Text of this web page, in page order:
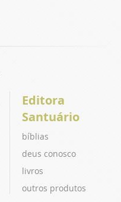
Editora
Santuário
bíblias
deus conosco
livros
outros produtos